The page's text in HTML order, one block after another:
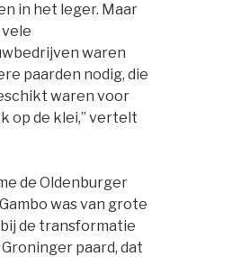
in het leger. Maar
waren
paarden nodig, die
waren voor
op de klei,” vertelt
de Oldenburger
was van grote
de transformatie
paard, dat